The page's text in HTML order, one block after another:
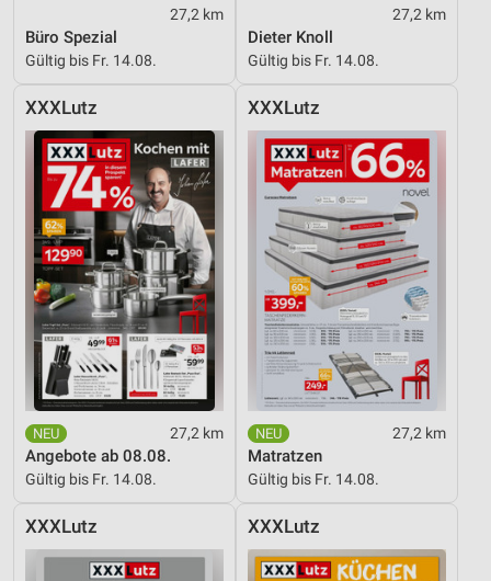
27,2 km
Büro Spezial
Gültig bis Fr. 14.08.
27,2 km
Dieter Knoll
Gültig bis Fr. 14.08.
XXXLutz
27,2 km
Angebote ab 08.08.
Gültig bis Fr. 14.08.
XXXLutz
27,2 km
Matratzen
Gültig bis Fr. 14.08.
XXXLutz XXXLutz